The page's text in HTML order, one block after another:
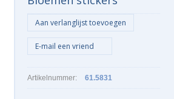
Artikelnummer: 61.5831